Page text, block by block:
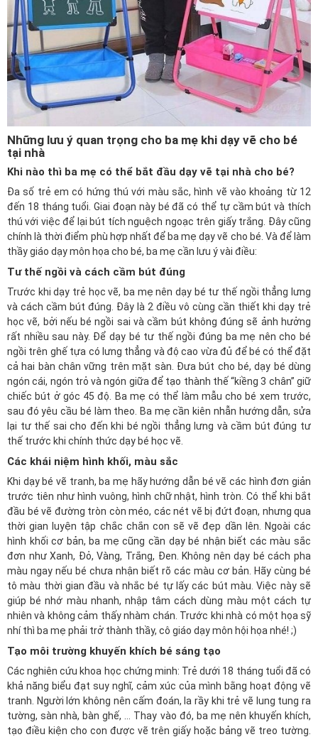
Những lưu ý quan trọng cho ba mẹ khi dạy vẽ cho bé
tại nhà
Khi nào thì ba mẹ có thể bắt đầu dạy vẽ tại nhà cho bé?
Đa số trẻ em có hứng thú với màu sắc, hình vẽ vào khoảng từ 12
đến 18 tháng tuổi. Giai đoạn này bé đã có thể tự cầm bút và thích
thú với việc để lại bút tích nguệch ngoạc trên giấy trắng. Đây cũng
chính là thời điểm phù hợp nhất để ba mẹ dạy vẽ cho bé. Và để làm
thầy giáo dạy môn họa cho bé, ba mẹ cần lưu ý vài điều:
Tư thế ngồi và cách cầm bút đúng
Trước khi dạy trẻ học vẽ, ba mẹ nên dạy bé tư thế ngồi thẳng lưng
và cách cầm bút đúng. Đây là 2 điều vô cùng cần thiết khi dạy trẻ
học vẽ, bởi nếu bé ngồi sai và cầm bút không đúng sẽ ảnh hưởng
rất nhiều sau này. Để dạy bé tư thế ngồi đúng ba mẹ nên cho bé
ngồi trên ghế tựa có lưng thẳng và độ cao vừa đủ để bé có thể đặt
cả hai bàn chân vững trên mặt sàn. Đưa bút cho bé, dạy bé dùng
ngón cái, ngón trỏ và ngón giữa để tạo thành thế “kiềng 3 chân” giữ
chiếc bút ở góc 45 độ. Ba mẹ có thể làm mẫu cho bé xem trước,
sau đó yêu cầu bé làm theo. Ba mẹ cần kiên nhẫn hướng dẫn, sửa
lại tư thế sai cho đến khi bé ngồi thẳng lưng và cầm bút đúng tư
thế trước khi chính thức dạy bé học vẽ.
Các khái niệm hình khối, màu sắc
Khi dạy bé vẽ tranh, ba mẹ hãy hướng dẫn bé vẽ các hình đơn giản
trước tiên như hình vuông, hình chữ nhật, hình tròn. Có thể khi bắt
đầu bé vẽ đường tròn còn méo, các nét vẽ bị đứt đoạn, nhưng qua
thời gian luyện tập chắc chắn con sẽ vẽ đẹp dần lên. Ngoài các
hình khối cơ bản, ba mẹ cũng cần dạy bé nhận biết các màu sắc
đơn như Xanh, Đỏ, Vàng, Trắng, Đen. Không nên dạy bé cách pha
màu ngay nếu bé chưa nhận biết rõ các màu cơ bản. Hãy cùng bé
tô màu thời gian đầu và nhắc bé tự lấy các bút màu. Việc này sẽ
giúp bé nhớ màu nhanh, nhập tâm cách dùng màu một cách tự
nhiên và không cảm thấy nhàm chán. Trước khi nhà có một họa sỹ
nhí thì ba mẹ phải trở thành thầy, cô giáo dạy môn hội họa nhé! ;)
Tạo môi trường khuyến khích bé sáng tạo
Các nghiên cứu khoa học chứng minh: Trẻ dưới 18 tháng tuổi đã có
khả năng biểu đạt suy nghĩ, cảm xúc của mình bằng hoạt động vẽ
tranh. Người lớn không nên cấm đoán, la rầy khi trẻ vẽ lung tung ra
tường, sàn nhà, bàn ghế, … Thay vào đó, ba mẹ nên khuyến khích,
tạo điều kiện cho con được vẽ trên giấy hoặc bảng vẽ treo tường.